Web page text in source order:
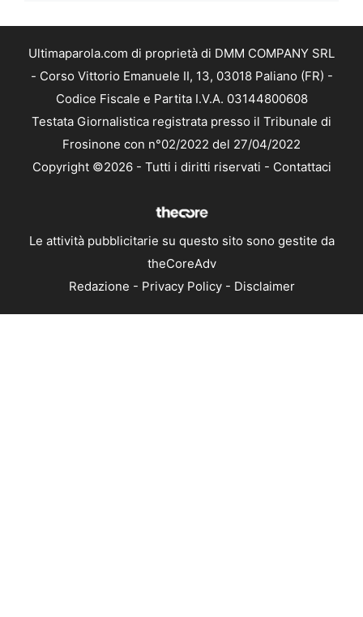
Ultimaparola.com di proprietà di DMM COMPANY SRL
- Corso Vittorio Emanuele II, 13, 03018 Paliano (FR) -
Codice Fiscale e Partita I.V.A. 03144800608
Testata Giornalistica registrata presso il Tribunale di
Frosinone con n°02/2022 del 27/04/2022
Copyright ©2026 - Tutti i diritti riservati - Contattaci
Le attività pubblicitarie su questo sito sono gestite da
theCoreAdv
Redazione - Privacy Policy- Disclaimer